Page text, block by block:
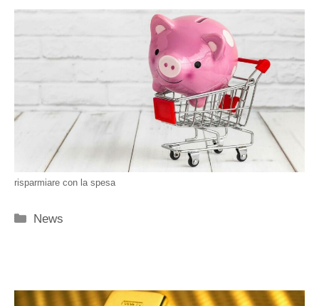
risparmiare con la spesa
Categorie
News